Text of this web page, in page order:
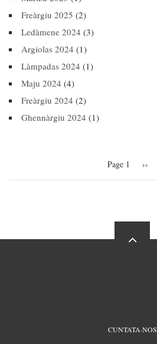
Freàrgiu 2025 (2)
Ledàmene 2024 (3)
Argiolas 2024 (1)
Làmpadas 2024 (1)
Maju 2024 (4)
Freàrgiu 2024 (2)
Ghennàrgiu 2024 (1)
Page 1 Next
››
CUNTATA·NOS